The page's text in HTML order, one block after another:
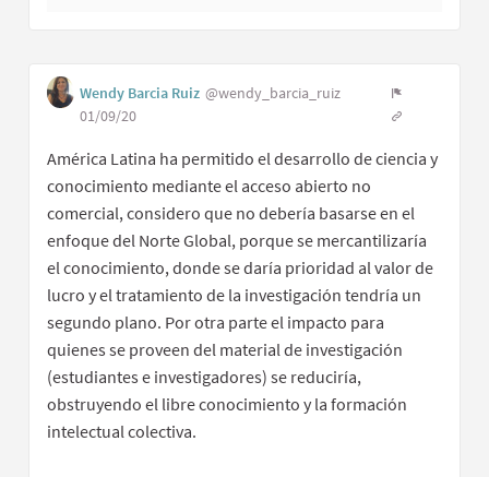
Wendy Barcia Ruiz @wendy_barcia_ruiz
01/09/20
América Latina ha permitido el desarrollo de ciencia y
conocimiento mediante el acceso abierto no
comercial, considero que no debería basarse en el
enfoque del Norte Global, porque se mercantilizaría
el conocimiento, donde se daría prioridad al valor de
lucro y el tratamiento de la investigación tendría un
segundo plano. Por otra parte el impacto para
quienes se proveen del material de investigación
(estudiantes e investigadores) se reduciría,
obstruyendo el libre conocimiento y la formación
intelectual colectiva.